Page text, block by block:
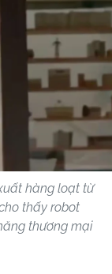
hàng loạt từ
thấy robot
thương mại